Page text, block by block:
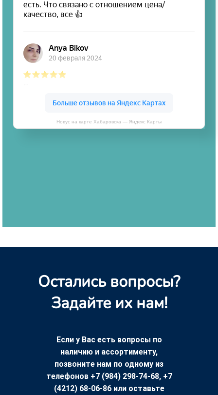
Новус на карте Хабаровска — Яндекс Карты
Остались вопросы?
Задайте их нам!
Если у Вас есть вопросы по
наличию и ассортименту,
позвоните нам по одному из
телефонов +7 (984) 298-74-68, +7
(4212) 68-06-86 или оставьте